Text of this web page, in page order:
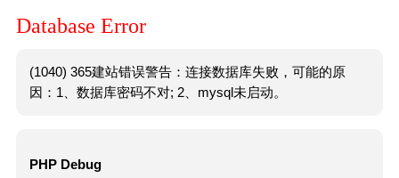
Database Error
(1040) 365建站错误警告：连接数据库失败，可能的原
因：1、数据库密码不对; 2、mysql未启动。
PHP Debug